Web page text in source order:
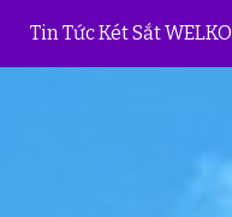
Tin Tức Két Sắt WELKO